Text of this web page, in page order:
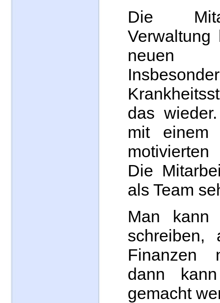
Die
Verwaltung
neuen
das
mit einem
motivierten
Die
als Team
Man
schreiben,
Finanzen
dann
gemacht